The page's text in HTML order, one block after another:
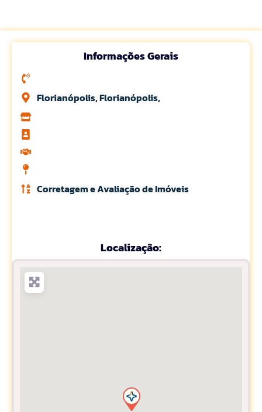
Informações Gerais
Florianópolis, Florianópolis,
Corretagem e Avaliação de Imóveis
Localização: